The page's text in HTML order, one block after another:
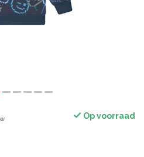
Op voorraad